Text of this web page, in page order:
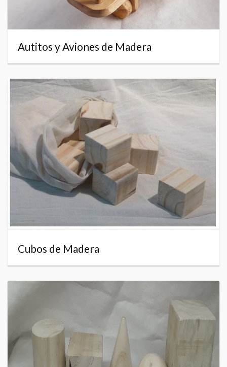
Autitos y Aviones de Madera
Cubos de Madera